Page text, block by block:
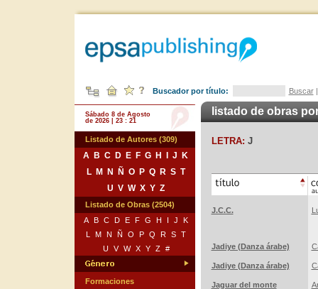
Buscador por título: Buscar
Sábado 8 de Agosto
de 2026 | 23 : 21
Listado de Autores (309)
A B C D E F G H J
K
L
M N Ñ O P Q R S T
U V W X Y Z
Listado de Obras (2504)
A
B C D E F G H I J
K
L
M N Ñ O P Q R S T
U
V W X Y Z #
Formaciones
listado de obras
LETRA: J
J.C.C.
Jadiye (Danza árabe)
Jadiye (Danza árabe)
Jaguar del monte